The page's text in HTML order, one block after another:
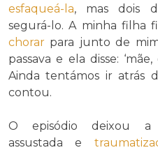
esfaqueá-la, mas dois
segurá-lo. A minha filha
chorar para junto de
passava e ela disse:
Ainda tentámos ir atrás
contou.
O episódio deixou
assustada e